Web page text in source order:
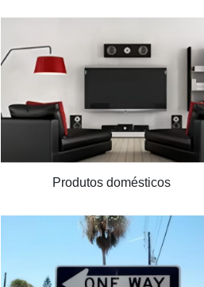
Produtos domésticos